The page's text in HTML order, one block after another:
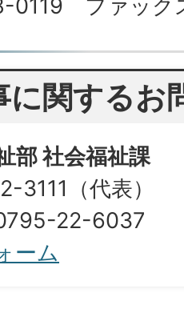
0119 ファック
に関するお
部 社会福祉課
3111（代表）​​​​​​​
22-6037
ーム